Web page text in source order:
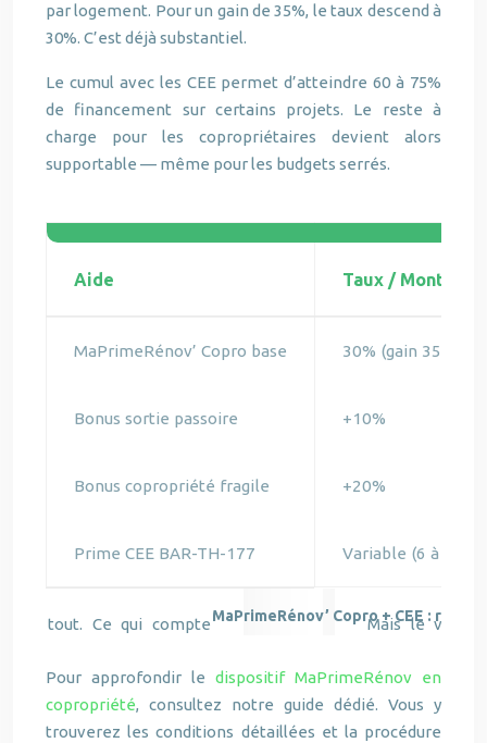
par logement. Pour un gain de 35%, le taux descend à
30%. C’est déjà substantiel.
Le cumul avec les CEE permet d’atteindre 60 à 75%
de financement sur certains projets. Le reste à
charge pour les copropriétaires devient alors
supportable — même pour les budgets serrés.
MaPrimeRénov’ Copro + CEE :
Aide Taux / Montant
MaPrimeRénov’ Copro base 30% (gain 35%)
Bonus sortie passoire +10%
Bonus copropriété fragile +20%
Prime CEE BAR-TH-177 Variable (6 à 12 €/
Pour approfondir le dispositif MaPrimeRénov en
copropriété, consultez notre guide dédié. Vous y
trouverez les conditions détaillées et la procédure